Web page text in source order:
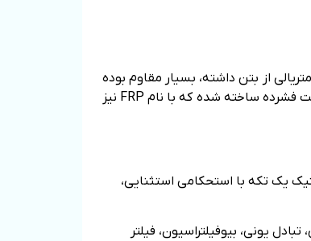
از بتن داشته، بسیار مقاوم بوده
و معمولا در پالایشگاه هایی که دارای ظرفیت بالایی هستند؛ مورد استفاده قرار می‌گیرند. متریال فیلترهای فایبرگلاس نیز از کامپوزیت فشرده ساخته شده که با نام FRP نیز
یک تکه با استحکامی استثنایی،
یونی، بیوفیلتراسیون، فیلتر